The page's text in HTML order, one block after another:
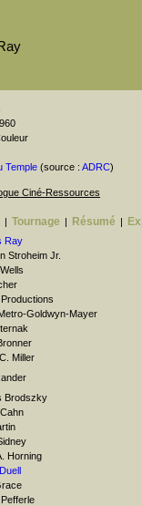
Temple (source : ADRC)
Ciné-Ressources
| Tournage | Résumé |
Ray
Stroheim Jr.
Goldwyn-Mayer
Miller
Brodszky
Horning